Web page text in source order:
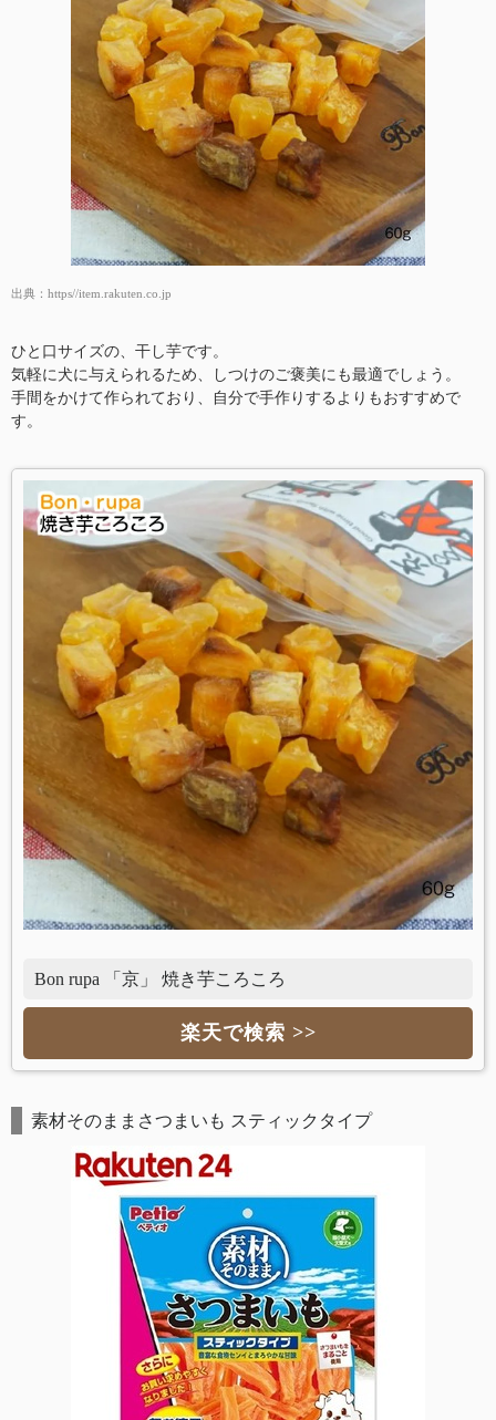
出典： https//item.rakuten.co.jp
ひと口サイズの、干し芋です。
気軽に犬に与えられるため、しつけのご褒美にも最適でしょう。
手間をかけて作られており、自分で手作りするよりもおすすめで
す。
Bon rupa 「京」 焼き芋ころころ
楽天で検索 >>
素材そのままさつまいも スティックタイプ